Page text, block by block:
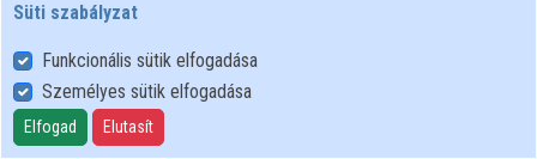
Felhasználói szabályzat
Adatkezelési tájékoztató
Süti szabályzat
Süti szabályzat
Funkcionális sütik elfogadása
Személyes sütik elfogadása
Elfogad Elutasít